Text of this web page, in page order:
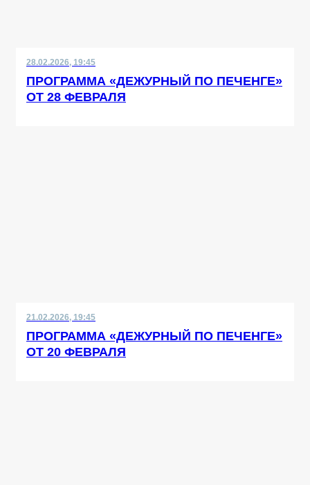
28.02.2026, 19:45
ПРОГРАММА «ДЕЖУРНЫЙ ПО ПЕЧЕНГЕ»
ОТ 28 ФЕВРАЛЯ
21.02.2026, 19:45
ПРОГРАММА «ДЕЖУРНЫЙ ПО ПЕЧЕНГЕ»
ОТ 20 ФЕВРАЛЯ